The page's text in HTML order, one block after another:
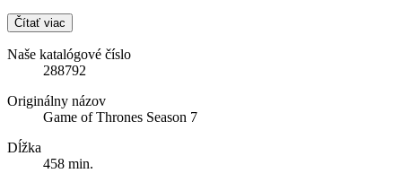
Čítať viac
Naše katalógové číslo
288792
Originálny názov
Game of Thrones Season 7
Dĺžka
458 min.